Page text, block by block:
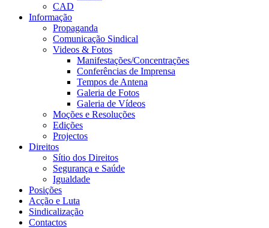
CAD
Informação
Propaganda
Comunicação Sindical
Videos & Fotos
Manifestações/Concentrações
Conferências de Imprensa
Tempos de Antena
Galeria de Fotos
Galeria de Vídeos
Moções e Resoluções
Edições
Projectos
Direitos
Sítio dos Direitos
Segurança e Saúde
Igualdade
Posições
Acção e Luta
Sindicalização
Contactos